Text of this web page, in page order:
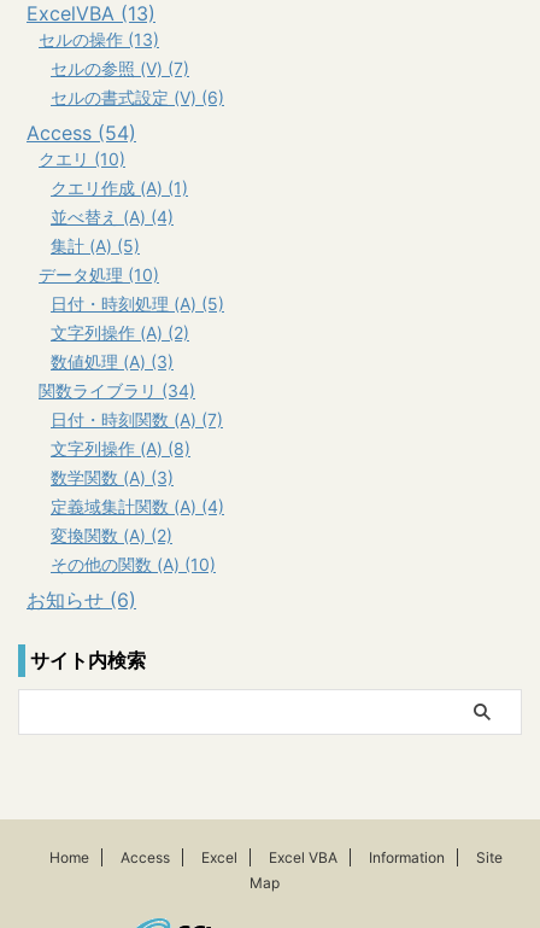
ExcelVBA (13)
セルの操作 (13)
セルの参照 (V) (7)
セルの書式設定 (V) (6)
Access (54)
クエリ (10)
クエリ作成 (A) (1)
並べ替え (A) (4)
集計 (A) (5)
データ処理 (10)
日付・時刻処理 (A) (5)
文字列操作 (A) (2)
数値処理 (A) (3)
関数ライブラリ (34)
日付・時刻関数 (A) (7)
文字列操作 (A) (8)
数学関数 (A) (3)
定義域集計関数 (A) (4)
変換関数 (A) (2)
その他の関数 (A) (10)
お知らせ (6)
サイト内検索
Home Access Excel Excel VBA Information
Site
Map